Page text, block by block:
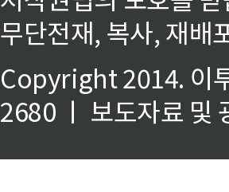
무단전재, 복사, 재배
Copyright 2014. 이
2680 ㅣ 보도자료